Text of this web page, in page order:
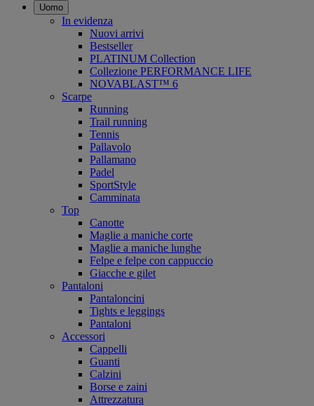
Uomo
In evidenza
Nuovi arrivi
Bestseller
PLATINUM Collection
Collezione PERFORMANCE LIFE
NOVABLAST™ 6
Scarpe
Running
Trail running
Tennis
Pallavolo
Pallamano
Padel
SportStyle
Camminata
Top
Canotte
Maglie a maniche corte
Maglie a maniche lunghe
Felpe e felpe con cappuccio
Giacche e gilet
Pantaloni
Pantaloncini
Tights e leggings
Pantaloni
Accessori
Cappelli
Guanti
Calzini
Borse e zaini
Attrezzatura